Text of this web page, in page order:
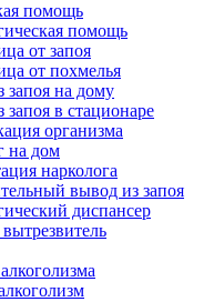
помощь
помощь
от запоя
от похмелья
запоя на дому
в стационаре
организма
на дом
нарколога
вывод из запоя
диспансер